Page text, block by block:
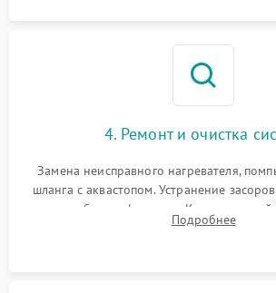
4. Ремонт и очистка
Замена неисправного нагревателя,
шланга с аквастопом. Устранение
патрубках и фильтрах. Компонентный
управления, восстановление
Подробнее